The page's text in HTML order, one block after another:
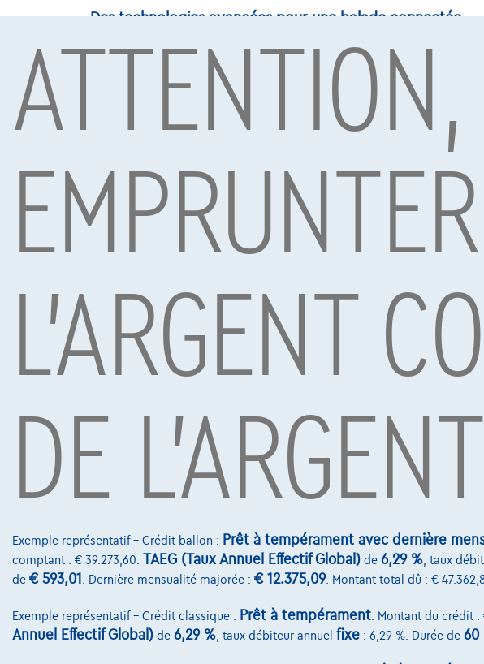
Des technologies avancées pour une balade connectée
d'infodivertissement intégré, des systèmes intelligents d'aide à la
pendant votre trajet. Grâce à des développements révolutionnaires en
d'occasion offre un avant-goût de l'avenir de la mobilité.
La sécurité comme priorité
La sécurité passe toujours en premier avec un véhicula Porsche
systèmes avancés d'aide à la conduite et à des tests de collision
chaque trajet, où que vous alliez.
Un investissement dans le plaisir de conduite et le
Alliant style, performances, confort et sécurité, le véhicula Porsche
vous-même l'excitation et le confort de ce véhicule extraordinaire en
choisissez pas seulement une voiture, mais vous investissez dans le
ATTENTION,
L'ARGENT
DE
Exemple représentatif – Crédit ballon : Prêt à tempérament avec dernière
comptant : € 39.273,60. TAEG (Taux Annuel Effectif Global) de 6,29 % , taux
de € 593,01 . Dernière mensualité majorée : € 12.375,09. Montant total dû : €
Exemple représentatif – Crédit classique : Prêt à tempérament . Montant du crédit
Annuel Effectif Global) de 6,29 % , taux débiteur annuel fixe : 6,29 %. Durée de 60
Contact
Avenue Roi Albert II 4, B12
1000 Bruxelles